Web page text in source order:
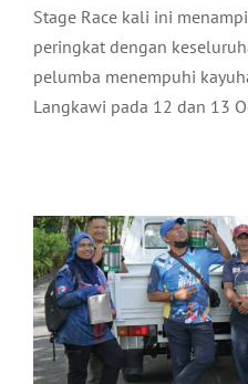
Stage Race kali ini
peringkat dengan
pelumba menempuhi
Langkawi pada 12 dan 13
GOTONG